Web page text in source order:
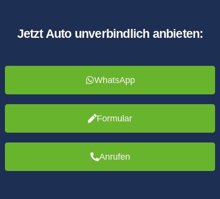
Jetzt Auto unverbindlich anbieten:
WhatsApp
Formular
Anrufen